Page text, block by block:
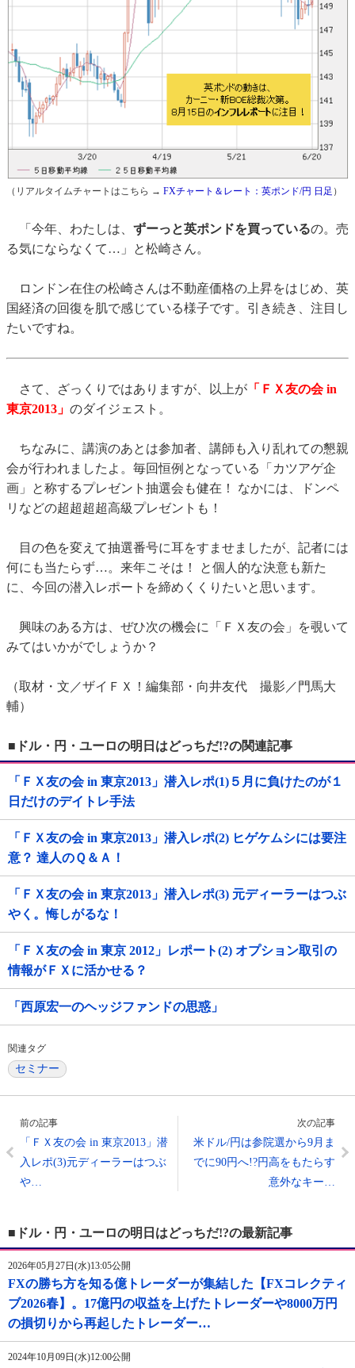
（リアルタイムチャートはこちら → FXチャート＆レート：英ポンド/円 日足 ）
「今年、わたしは、 ずーっと英ポンドを買っているの。売
る気にならなくて…」と松崎さん。
ロンドン在住の松崎さんは不動産価格の上昇をはじめ、英
国経済の回復を肌で感じている様子です。引き続き、注目し
たいですね。
さて、ざっくりではありますが、以上が 「ＦＸ友の会 in
東京2013」 のダイジェスト。
ちなみに、講演のあとは参加者、講師も入り乱れての懇親
会が行われましたよ。毎回恒例となっている「カツアゲ企
画」と称するプレゼント抽選会も健在！ なかには、ドンペ
リなどの超超超超高級プレゼントも！
目の色を変えて抽選番号に耳をすませましたが、記者には
何にも当たらず…。来年こそは！ と個人的な決意も新た
に、今回の潜入レポートを締めくくりたいと思います。
興味のある方は、ぜひ次の機会に「ＦＸ友の会」を覗いて
みてはいかがでしょうか？
（取材・文／ザイＦＸ！編集部・向井友代 撮影／門馬大
輔）
■ドル・円・ユーロの明日はどっちだ!?の関連記事
「ＦＸ友の会 in 東京2013」潜入レポ(1)５月に負けたのが１
日だけのデイトレ手法
「ＦＸ友の会 in 東京2013」潜入レポ(2) ヒゲケムシには要注
意？ 達人のＱ＆Ａ！
「ＦＸ友の会 in 東京2013」潜入レポ(3) 元ディーラーはつぶ
やく。悔しがるな！
「ＦＸ友の会 in 東京 2012」レポート(2) オプション取引の
情報がＦＸに活かせる？
「西原宏一のヘッジファンドの思惑」
関連タグ
セミナー
前の記事
「ＦＸ友の会 in 東京2013」潜
入レポ(3)元ディーラーはつぶ
や…
次の記事
米ドル/円は参院選から9月ま
でに90円へ!?円高をもたらす
意外なキー…
■ドル・円・ユーロの明日はどっちだ!?の最新記事
2026年05月27日(水)13:05公開
FXの勝ち方を知る億トレーダーが集結した【FXコレクティ
ブ2026春】。17億円の収益を上げたトレーダーや8000万円
の損切りから再起したトレーダー…
2024年10月09日(水)12:00公開